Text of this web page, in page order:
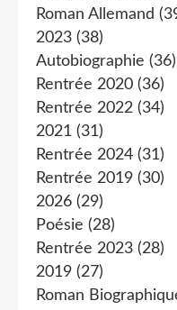
Roman Allemand
2023 (38)
Autobiographie (36)
Rentrée 2020 (36)
Rentrée 2022 (34)
2021 (31)
Rentrée 2024 (31)
Rentrée 2019 (30)
2026 (29)
Poésie (28)
Rentrée 2023 (28)
2019 (27)
Roman